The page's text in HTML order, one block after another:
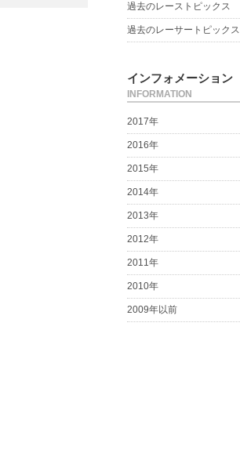
過去のレーストピックス
過去のレーサートピックス
インフォメーション
INFORMATION
2017年
2016年
2015年
2014年
2013年
2012年
2011年
2010年
2009年以前